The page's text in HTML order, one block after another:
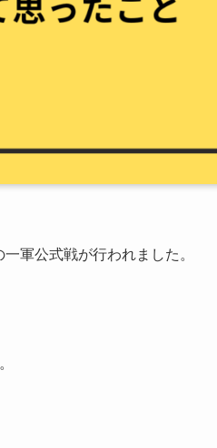
軍公式戦が行われました。